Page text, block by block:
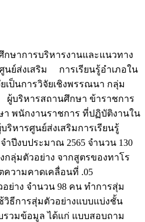
กษาการบริหารงานและแนวทาง
นย์ส่งเสริม การเรียนรู้อำเภอใน
ป็นการวิจัยเชิงพรรณนา กลุ่ม
บริหารสถานศึกษา ข้าราชการ
า พนักงานราชการ ที่ปฏิบัติงานใน
หารศูนย์ส่งเสริมการเรียนรู้
ำปีงบประมาณ 2565 จำนวน 130
วอย่าง จากสูตรของทาโร
ความคาดเคลื่อนที่ .05
จำนวน 98 คน ทำการสุ่ม
วิธีการสุ่มตัวอย่างแบบแบ่งชั้น
รวมข้อมูล ได้แก่ แบบสอบถาม